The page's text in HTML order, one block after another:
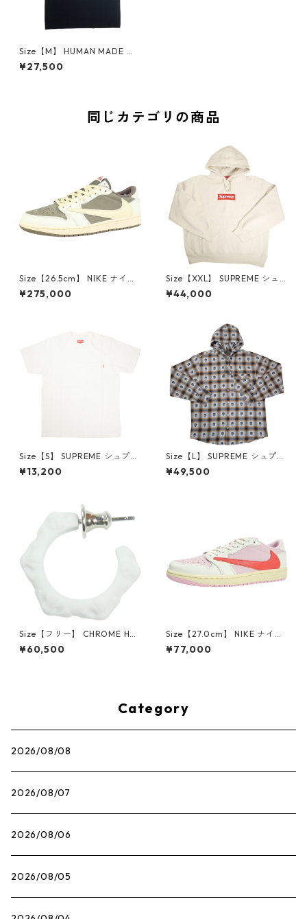
Size【M】 HUMAN MADE ヒ
ューマンメイド 25SS GRAPHI
C T-SHIRT HM29TE024 NAV
¥27,500
同じカテゴリの商品
Size【26.5cm】 NIKE ナイキ
×Travis Scott AIR JORDAN 1
LOW Reverse Mocha DM786
¥275,000
Size【XXL】 SUPREME シュ
プリーム 24AW Box Logo Ho
oded Sweatshirt Stone ボッ
¥44,000
Size【S】 SUPREME シュプリ
ーム S/S Pocket Tee White T
シャツ 白 【新古品・未使用
¥13,200
Size【L】 SUPREME シュプリ
ーム ×Number (N)ine 25FW
Hooded Flannel Shirt Blue
¥49,500
Size【フリー】 CHROME HEA
RTS クロム・ハーツ CH Cross
SINGLE Hoop Earring WHITE
¥60,500
Size【27.0cm】 NIKE ナイキ
×Travis Scott AIR JORDAN 1
LOW OG SP Muslin/Shy Pink
¥77,000
Category
2026/08/08
2026/08/07
2026/08/06
2026/08/05